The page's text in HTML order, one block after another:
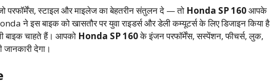
परफॉर्मेंस, स्टाइल और माइलेज का बेहतरीन संतुलन दे — तो Honda SP 160आपके
ने इस बाइक को खासतौर पर युवा राइडर्स और डेली कम्यूटर्स के लिए डिजाइन किया है
बाइक चाहते हैं। आपको Honda SP 160के इंजन परफॉर्मेंस, सस्पेंशन, फीचर्स, लुक,
देगा।